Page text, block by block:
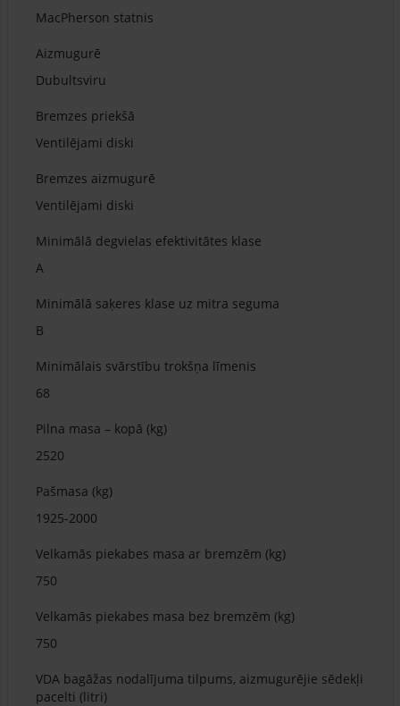
MacPherson statnis
Aizmugurē
Dubultsviru
Bremzes priekšā
Ventilējami diski
Bremzes aizmugurē
Ventilējami diski
Minimālā degvielas efektivitātes klase
A
Minimālā saķeres klase uz mitra seguma
B
Minimālais svārstību trokšņa līmenis
68
Pilna masa – kopā (kg)
2520
Pašmasa (kg)
1925-2000
Velkamās piekabes masa ar bremzēm (kg)
750
Velkamās piekabes masa bez bremzēm (kg)
750
VDA bagāžas nodalījuma tilpums, aizmugurējie sēdekļi
pacelti (litri)